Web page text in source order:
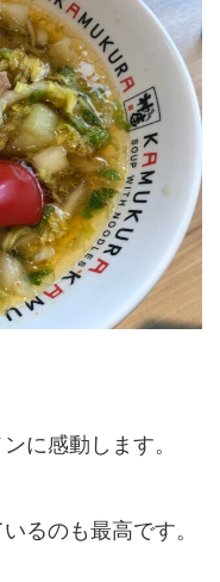
に感動します。
るのも最高です。